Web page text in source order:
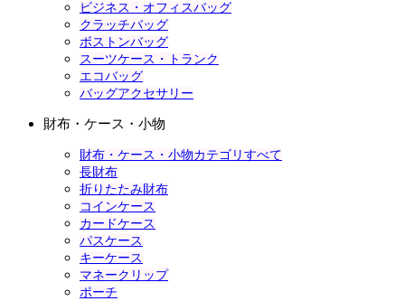
ビジネス・オフィスバッグ
クラッチバッグ
ボストンバッグ
スーツケース・トランク
エコバッグ
バッグアクセサリー
財布・ケース・小物
財布・ケース・小物カテゴリすべて
長財布
折りたたみ財布
コインケース
カードケース
パスケース
キーケース
マネークリップ
ポーチ